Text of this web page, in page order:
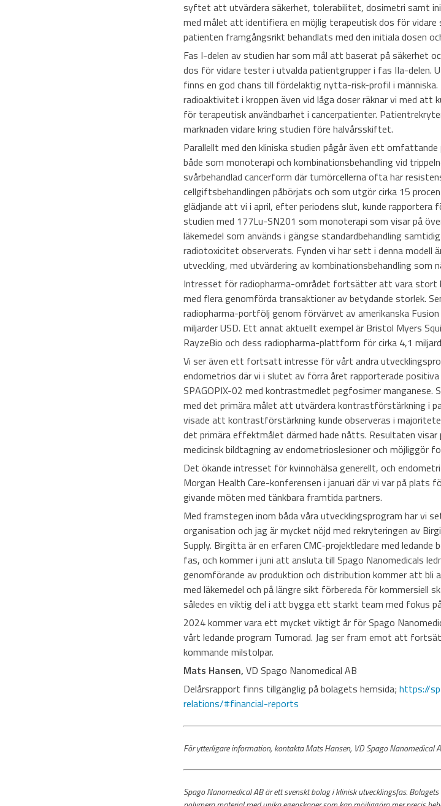
syftet att utvärdera säkerhet, tolerabilitet, dosimetri samt
med målet att identifiera en möjlig terapeutisk dos för
patienten framgångsrikt behandlats med den initiala dosen
Fas I-delen av studien har som mål att baserat på säkerhet
dos för vidare tester i utvalda patientgrupper i fas IIa-delen.
finns en god chans till fördelaktig nytta-risk-profil i
radioaktivitet i kroppen även vid låga doser räknar vi med
för terapeutisk användbarhet i cancerpatienter.
marknaden vidare kring studien före halvårsskiftet.
Parallellt med den kliniska studien pågår även ett
både som monoterapi och kombinationsbehandling vid
svårbehandlad cancerform där tumörcellerna ofta har
cellgiftsbehandlingen påbörjats och som utgör cirka 15
glädjande att vi i april, efter periodens slut, kunde rapportera
studien med 177Lu-SN201 som monoterapi som visar på
läkemedel som används i gängse standardbehandling
radiotoxicitet observerats. Fynden vi har sett i denna
utveckling, med utvärdering av kombinationsbehandling som
Intresset för radiopharma-området fortsätter att vara stort
med flera genomförda transaktioner av betydande storlek.
radiopharma-portfölj genom förvärvet av amerikanska
miljarder USD. Ett annat aktuellt exempel är Bristol Myers
RayzeBio och dess radiopharma-plattform för cirka 4,1
Vi ser även ett fortsatt intresse för vårt andra
endometrios där vi i slutet av förra året rapporterade
SPAGOPIX-02 med kontrastmedlet pegfosimer
med det primära målet att utvärdera kontrastförstärkning i
visade att kontrastförstärkning kunde observeras i
det primära effektmålet därmed hade nåtts. Resultaten
medicinsk bildtagning av endometrioslesioner och möjliggör
Det ökande intresset för kvinnohälsa generellt, och
Morgan Health Care-konferensen i januari där vi var på
givande möten med tänkbara framtida partners.
Med framstegen inom båda våra utvecklingsprogram har vi
organisation och jag är mycket nöjd med rekryteringen av
Supply. Birgitta är en erfaren CMC-projektledare med
fas, och kommer i juni att ansluta till Spago Nanomedicals
genomförande av produktion och distribution kommer att
med läkemedel och på längre sikt förbereda för kommersiell
således en viktig del i att bygga ett starkt team med fokus
2024 kommer vara ett mycket viktigt år för Spago
vårt ledande program Tumorad. Jag ser fram emot att
kommande milstolpar.
Mats Hansen, VD Spago Nanomedical AB
Delårsrapport finns tillgänglig på bolagets hemsida; https://
relations/#financial-reports
För ytterligare information, kontakta Mats Hansen, VD Spago
Spago Nanomedical AB är ett svenskt bolag i klinisk utvecklingsfas.